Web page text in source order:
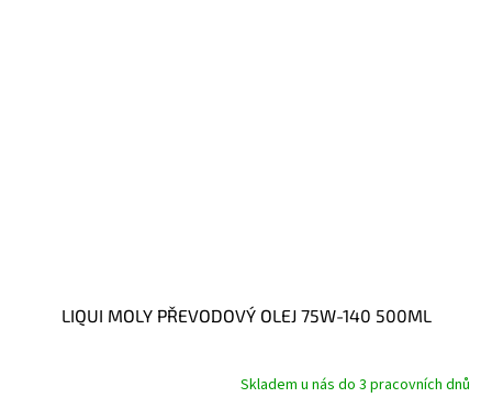
LIQUI MOLY PŘEVODOVÝ OLEJ 75W-140 500ML
Skladem u nás do 3 pracovních dnů